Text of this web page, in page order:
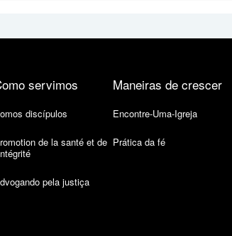
servimos
discípulos
de la santé et de
pela justiça
Maneiras de crescer
Encontre-Uma-Igreja
Prática da fé